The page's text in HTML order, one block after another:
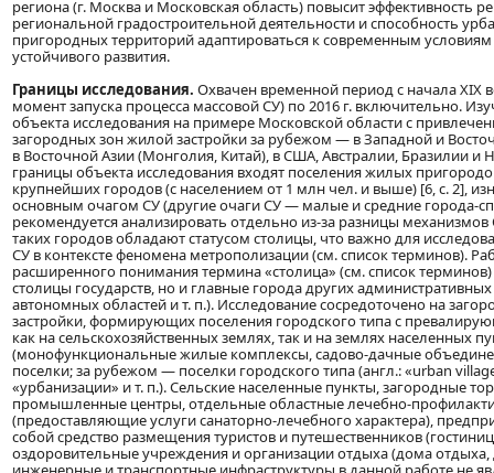
региона (г. Москва и Московская область) повысит эффективность
региональной градостроительной деятельности и способность
пригородных территорий адаптироваться к современным
устойчивого развития.
Границы исследования. Охвачен временной период с начала XIX
момент запуска процесса массовой СУ) по 2016 г. включительно.
объекта исследования на примере Московской области с
загородных зон жилой застройки за рубежом — в Западной и
в Восточной Азии (Монголия, Китай), в США, Австралии, Бразилии и
границы объекта исследования входят поселения жилых
крупнейших городов (с населением от 1 млн чел. и выше) [6, с. 2],
основным очагом СУ (другие очаги СУ — малые и средние города-
рекомендуется анализировать отдельно из-за разницы
таких городов обладают статусом столицы, что важно для
СУ в контексте феномена метрополизации (см. список терминов).
расширенного понимания термина «столица» (см. список
столицы государств, но и главные города других
автономных областей и т. п.). Исследование сосредоточено на
застройки, формирующих поселения городского типа с
как на сельскохозяйственных землях, так и на землях населенных
(монофункциональные жилые комплексы, садово-дачные
поселки; за рубежом — поселки городского типа (англ.: «urban
«урбанизации» и т. п.). Сельские населенные пункты, загородные
промышленные центры, отдельные областные лечебно-
(предоставляющие услуги санаторно-лечебного характера),
собой средство размещения туристов и путешественников
оздоровительные учреждения и организации отдыха (дома отдыха,